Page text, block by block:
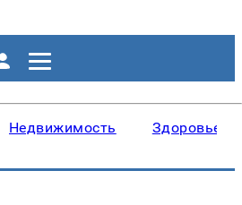
Недвижимость Здоровье